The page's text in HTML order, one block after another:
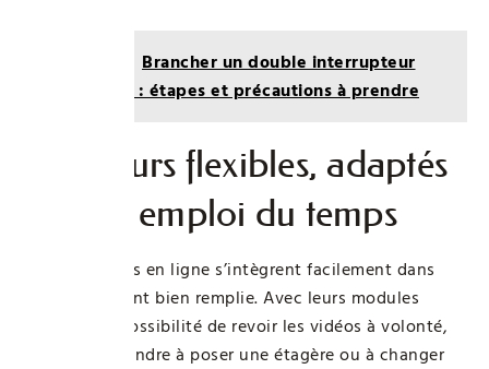
Brancher un double interrupteur
facilement : étapes et précautions à prendre
Des cours flexibles, adaptés
à votre emploi du temps
Les formations en ligne s’intègrent facilement dans
une vie souvent bien remplie. Avec leurs modules
courts et la possibilité de revoir les vidéos à volonté,
on peut apprendre à poser une étagère ou à changer